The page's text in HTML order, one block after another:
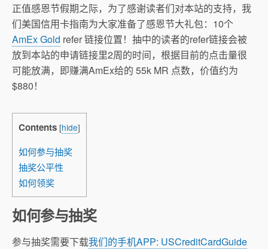
正值感恩节假期之际，为了感谢读者们对本站的支持，我
们美国信用卡指南为大家准备了感恩节大礼包：10个
AmEx Gold refer 链接位置！抽中的读者的refer链接会被
放到本站的申请链接里2周的时间，根据目前的点击量很
可能放满，即赚满AmEx给的 55k MR 点数，价值约为
$880！
Contents [hide]
如何参与抽奖
抽奖公平性
如何领奖
如何参与抽奖
参与抽奖需要下载我们的手机APP: USCreditCardGuide